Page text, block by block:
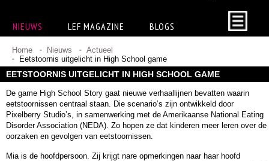
NIEUWS LEF MAGAZINE BLOGS
Home Nieuws
Actueel
Eetstoornis uitgelicht in High School game
EETSTOORNIS UITGELICHT IN HIGH SCHOOL GAME
De game High School Story gaat nieuwe verhaallijnen bevatten waarin
eetstoornissen centraal staan. Die scenario’s zijn ontwikkeld door
Pixelberry Studio’s, in samenwerking met de Amerikaanse National Eating
Disorder Association (NEDA). Zo hopen ze dat kinderen meer leren over de
oorzaken en gevolgen van eetstoornissen.
Mia is de hoofdpersoon. Zij krijgt nare opmerkingen naar haar hoofd